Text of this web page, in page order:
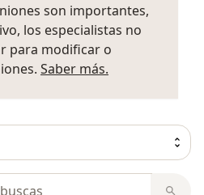
son importantes,
los especialistas no
para modificar o
Saber más.